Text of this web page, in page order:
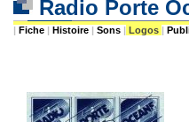
Radio Porte
| Fiche | Histoire | Sons | Logos |